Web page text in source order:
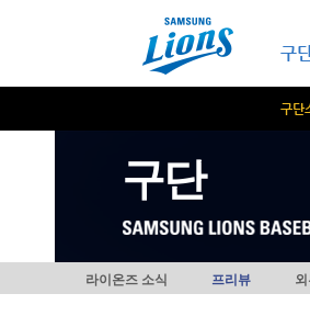
구
구단
구단
라이온즈 소식 프리뷰